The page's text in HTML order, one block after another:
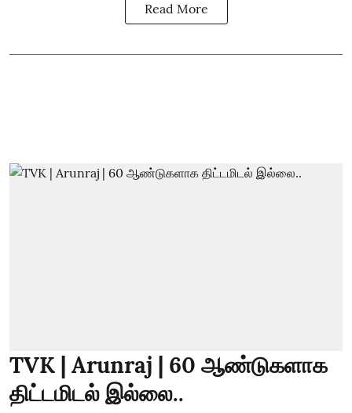
Read More
TVK | Arunraj | 60 ஆண்டுகளாக
திட்டமிடல் இல்லை..